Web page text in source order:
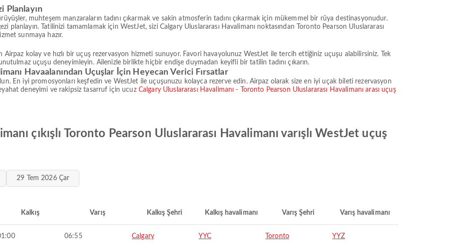
Planlayın
muhteşem manzaraların tadını çıkarmak ve sakin atmosferin tadını çıkarmak için mükemmel bir rüya destinasyonudur.
planlayın. Tatilinizi tamamlamak için WestJet, sizi Calgary Uluslararası Havalimanı noktasından Toronto Pearson Uluslararası
sunmaya hazır.
Airpaz kolay ve hızlı bir uçuş rezervasyon hizmeti sunuyor. Favori havayolunuz WestJet ile tercih ettiğiniz uçuşu alabilirsiniz. Tek
uçuşu deneyimleyin. Ailenizle birlikte hiçbir endişe duymadan keyifli bir tatilin tadını çıkarın.
Havaalanından Uçuşlar İçin Heyecan Verici Fırsatlar
En iyi promosyonları keşfedin ve WestJet ile uçuşunuzu kolayca rezerve edin. Airpaz olarak size en iyi uçak bileti rezervasyon
deneyimi ve rakipsiz tasarruf için ucuz Calgary Uluslararası Havalimanı - Toronto Pearson Uluslararası Havalimanı arası uçuş
çıkışlı Toronto Pearson Uluslararası Havalimanı varışlı WestJet uçuş
29 Tem 2026 Çar
Kalkış Varış Kalkış Şehri Kalkış havalimanı Varış Şehri Varış havalimanı
06:55 Calgary YYC Toronto YYZ